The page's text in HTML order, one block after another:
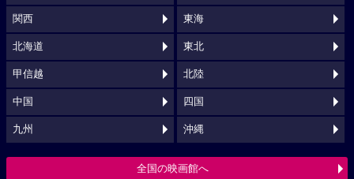
関西 東海
北海道 東北
甲信越 北陸
中国 四国
九州 沖縄
全国の映画館へ